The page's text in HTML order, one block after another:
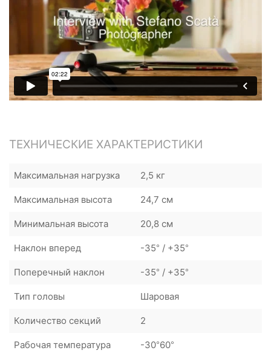
ТЕХНИЧЕСКИЕ ХАРАКТЕРИСТИКИ
Максимальная нагрузка 2,5 кг
Максимальная высота 24,7 см
Минимальная высота 20,8 см
Наклон вперед -35° / +35°
Поперечный наклон -35° / +35°
Тип головы Шаровая
Количество секций 2
Рабочая температура -30°60°